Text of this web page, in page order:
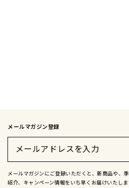
メールマガジン登録
ア
レ
ス
メールマガジンにご登録いただくと、新商品や、
紹介、キャンペーン情報をいち早くお届けいたしま